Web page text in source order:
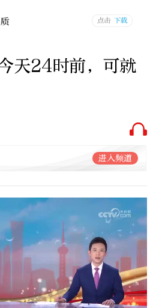
天24时前，可就
进入频道